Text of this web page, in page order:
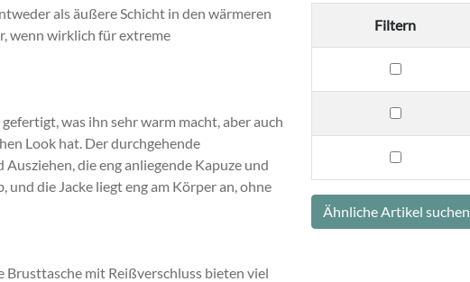
als äußere Schicht in den wärmeren
wenn wirklich für extreme
was ihn sehr warm macht, aber auch
Look hat. Der durchgehende
die eng anliegende Kapuze und
die Jacke liegt eng am Körper an, ohne
Brusttasche mit Reißverschluss bieten viel
Filtern
filtern
nach
Größe
filtern
nach
Farbe
filtern
nach
Jahreszeit
Ähnliche Artikel suchen